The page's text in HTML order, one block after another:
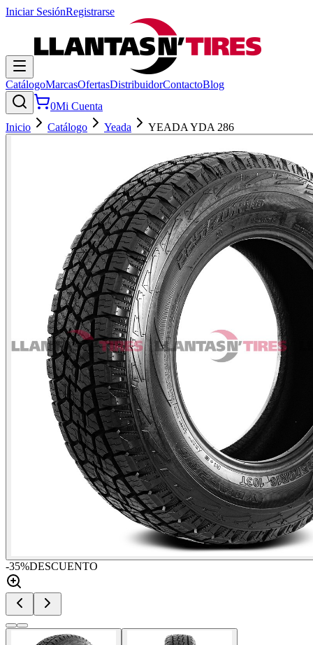
Iniciar SesiónRegistrarse
CatálogoMarcasOfertasDistribuidorContactoBlog
0Mi Cuenta
Inicio
Catálogo Yeada YEADA YDA 286
-35%DESCUENTO